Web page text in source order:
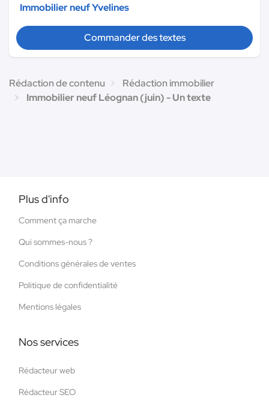
Immobilier neuf Yvelines
Commander des textes
Rédaction de contenu
Rédaction immobilier
Immobilier neuf Léognan (juin) - Un texte
Plus d'info
Comment ça marche
Qui sommes-nous ?
Conditions générales de ventes
Politique de confidentialité
Mentions légales
Nos services
Rédacteur web
Rédacteur SEO